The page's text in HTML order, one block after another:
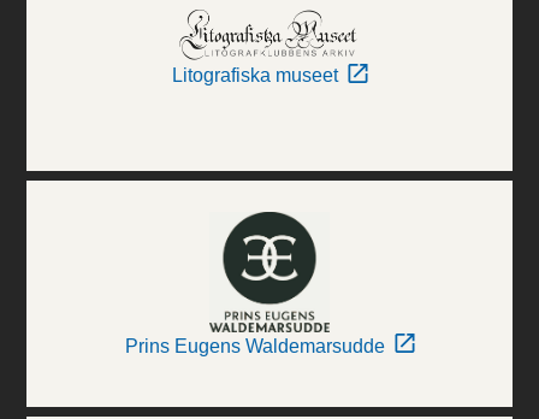
Litografiska museet
Prins Eugens Waldemarsudde